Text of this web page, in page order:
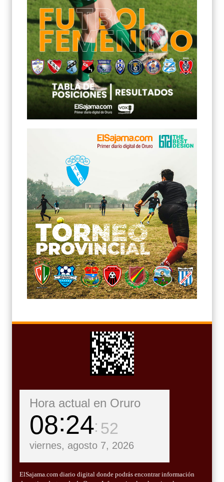
Hora actual en Oruro
08 24 54
viernes, agosto 7, 2026
ElSajama.com diario digital donde podrás encontrar información